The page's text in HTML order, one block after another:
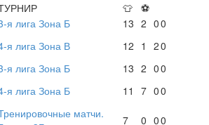
👕 ⚽
я лига Зона Б 13 2 00
я лига Зона В 12 1 20
я лига Зона Б 13 2 00
я лига Зона Б 11 7 00
матчи.
7 0 00